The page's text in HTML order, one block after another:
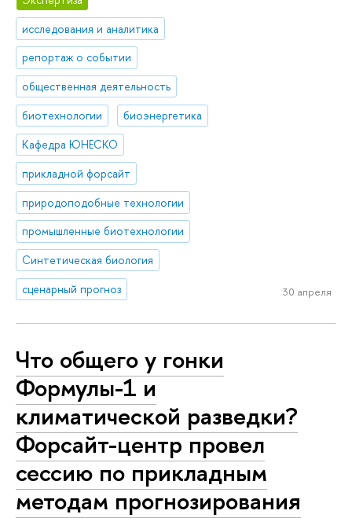
исследования и аналитика
репортаж о событии
общественная деятельность
биотехнологии
биоэнергетика
Кафедра ЮНЕСКО
прикладной форсайт
природоподобные технологии
промышленные биотехнологии
Синтетическая биология
сценарный прогноз
30 апреля
Что общего у гонки
Формулы-1 и
климатической разведки?
Форсайт-центр провел
сессию по прикладным
методам прогнозирования